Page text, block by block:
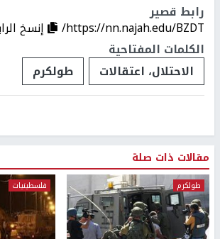
رابط قصير
https://nn.najah.edu/BZDT/
إنسخ
الكلمات المفتاحية
الاحتلال، اعتقالات
طولكرم
مقالات ذات صلة
طولكرم فلسطينيات